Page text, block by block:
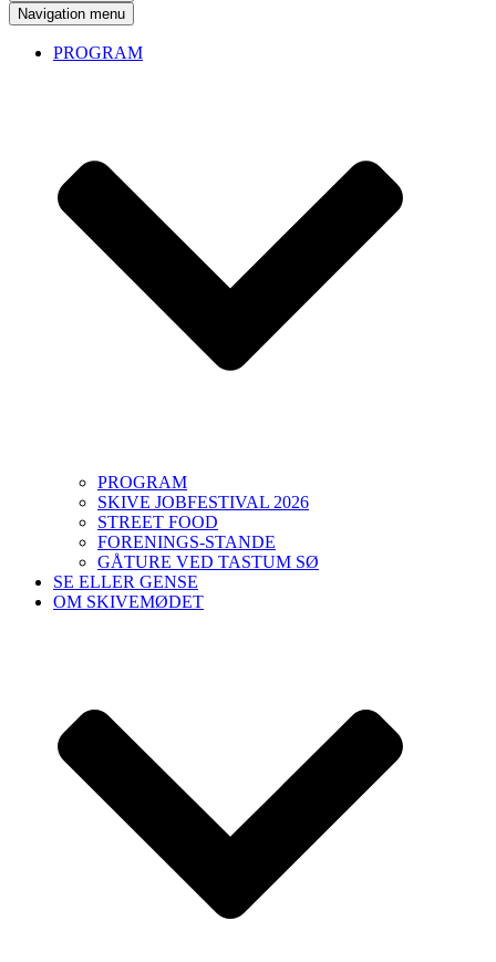
Navigation menu
PROGRAM
PROGRAM
SKIVE JOBFESTIVAL 2026
STREET FOOD
FORENINGS-STANDE
GÅTURE VED TASTUM SØ
SE ELLER GENSE
OM SKIVEMØDET